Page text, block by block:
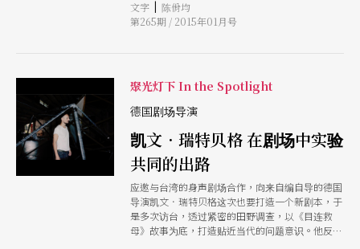
theatre）进行两场演讲，介绍这一波自九○年代
起以德国为发展中心的当代剧场创作型态。
文字 | 陈佾均
第265期 / 2015年01月号
聚光灯下 In the Spotlight
德国剧场导演
凯文．瑞特贝格 在剧场中实验
共同的出路
应邀与台湾的身声剧场合作，向来自编自导的德国
导演凯文．瑞特贝格这次也要打造一个新剧本，于
是多次访台，透过紧密的田野调查，以《目连救
母》故事为底，打造贴近当代的问题意识。他反对